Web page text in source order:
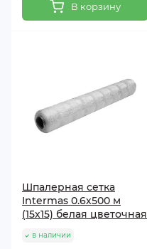
В корзину
Шпалерная сетка
Intermas 0.6х500 м
(15х15) белая цветочная
в наличии